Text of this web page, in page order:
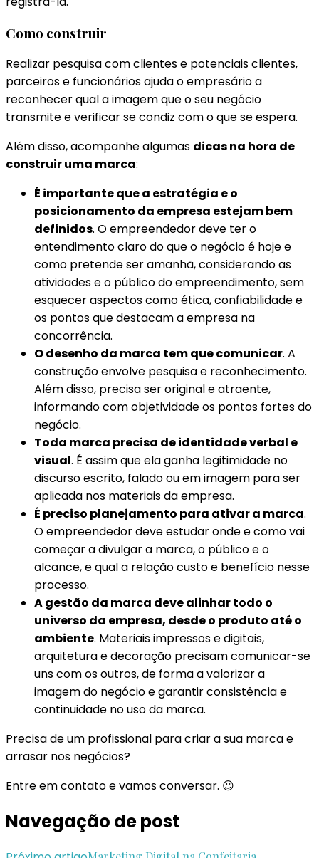
Como construir
Realizar pesquisa com clientes e potenciais clientes,
parceiros e funcionários ajuda o empresário a
reconhecer qual a imagem que o seu negócio
transmite e verificar se condiz com o que se espera.
Além disso, acompanhe algumas dicas na hora de
construir uma marca:
É importante que a estratégia e o
posicionamento da empresa estejam bem
definidos. O empreendedor deve ter o
entendimento claro do que o negócio é hoje e
como pretende ser amanhã, considerando as
atividades e o público do empreendimento, sem
esquecer aspectos como ética, confiabilidade e
os pontos que destacam a empresa na
concorrência.
O desenho da marca tem que comunicar. A
construção envolve pesquisa e reconhecimento.
Além disso, precisa ser original e atraente,
informando com objetividade os pontos fortes do
negócio.
Toda marca precisa de identidade verbal e
visual. É assim que ela ganha legitimidade no
discurso escrito, falado ou em imagem para ser
aplicada nos materiais da empresa.
É preciso planejamento para ativar a marca.
O empreendedor deve estudar onde e como vai
começar a divulgar a marca, o público e o
alcance, e qual a relação custo e benefício nesse
processo.
A gestão da marca deve alinhar todo o
universo da empresa, desde o produto até o
ambiente. Materiais impressos e digitais,
arquitetura e decoração precisam comunicar-se
uns com os outros, de forma a valorizar a
imagem do negócio e garantir consistência e
continuidade no uso da marca.
Precisa de um profissional para criar a sua marca e
arrasar nos negócios?
Entre em contato e vamos conversar. 😉
Navegação de post